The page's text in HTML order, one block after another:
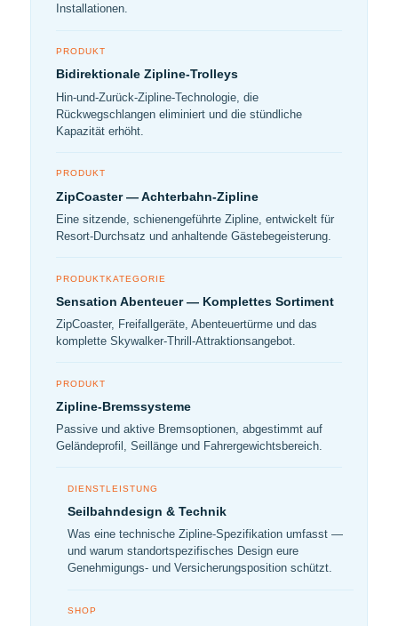
Installationen.
PRODUKT
Bidirektionale Zipline-Trolleys
Hin-und-Zurück-Zipline-Technologie, die
Rückwegschlangen eliminiert und die stündliche
Kapazität erhöht.
PRODUKT
ZipCoaster — Achterbahn-Zipline
Eine sitzende, schienengeführte Zipline, entwickelt für
Resort-Durchsatz und anhaltende Gästebegeisterung.
PRODUKTKATEGORIE
Sensation Abenteuer — Komplettes Sortiment
ZipCoaster, Freifallgeräte, Abenteuertürme und das
komplette Skywalker-Thrill-Attraktionsangebot.
PRODUKT
Zipline-Bremssysteme
Passive und aktive Bremsoptionen, abgestimmt auf
Geländeprofil, Seillänge und Fahrergewichtsbereich.
DIENSTLEISTUNG
Seilbahndesign & Technik
Was eine technische Zipline-Spezifikation umfasst —
und warum standortspezifisches Design eure
Genehmigungs- und Versicherungsposition schützt.
SHOP